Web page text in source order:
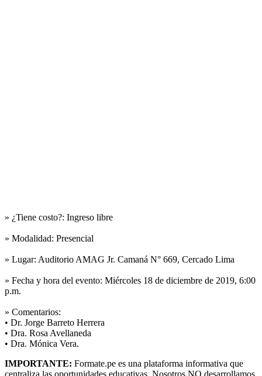
» ¿Tiene costo?: Ingreso libre
» Modalidad: Presencial
» Lugar: Auditorio AMAG Jr. Camaná N° 669, Cercado Lima
» Fecha y hora del evento: Miércoles 18 de diciembre de 2019, 6:00
p.m.
» Comentarios:
• Dr. Jorge Barreto Herrera
• Dra. Rosa Avellaneda
• Dra. Mónica Vera.
IMPORTANTE: Formate.pe es una plataforma informativa que